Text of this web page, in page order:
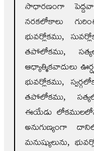
సాధారణంగా
నరకలోకాలు
భువర్లోకము,
తపోలోకము,
ఆధ్యాత్మికవాదులు
భువర్లోకము,
తపోలోకము,
ఈయేడు
అనుగుణ్యంగా
మనుష్యులును,